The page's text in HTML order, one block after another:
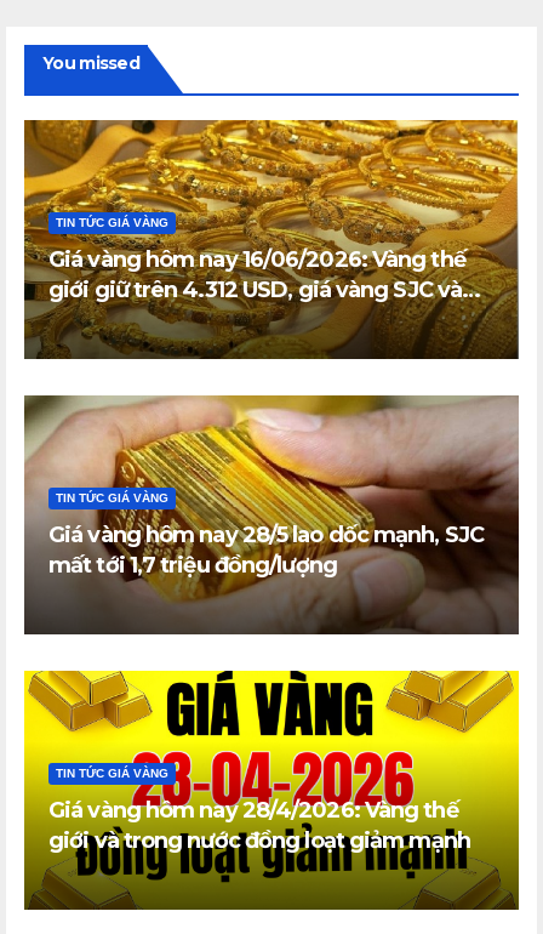
You missed
TIN TỨC GIÁ VÀNG
Giá vàng hôm nay 16/06/2026: Vàng thế
giới giữ trên 4.312 USD, giá vàng SJC và
vàng nhẫn trong nước đi ngang
TIN TỨC GIÁ VÀNG
Giá vàng hôm nay 28/5 lao dốc mạnh, SJC
mất tới 1,7 triệu đồng/lượng
TIN TỨC GIÁ VÀNG
Giá vàng hôm nay 28/4/2026: Vàng thế
giới và trong nước đồng loạt giảm mạnh